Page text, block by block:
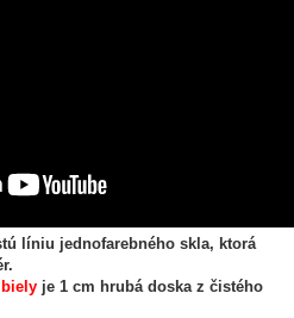
líniu jednofarebného skla, ktorá
biely je 1 cm hrubá doska z čistého